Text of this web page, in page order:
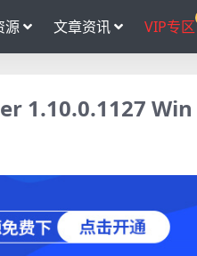
源 文章资讯 VIP专区
1.10.0.1127 Win